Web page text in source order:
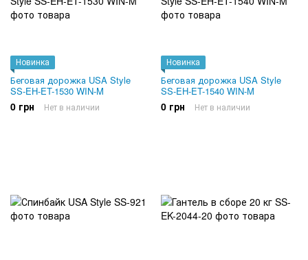
Новинка
Беговая дорожка USA Style
SS-EH-ET-1530 WIN-M
0 грн Нет в наличии
Новинка
Беговая дорожка USA Style
SS-EH-ET-1540 WIN-M
0 грн Нет в наличии